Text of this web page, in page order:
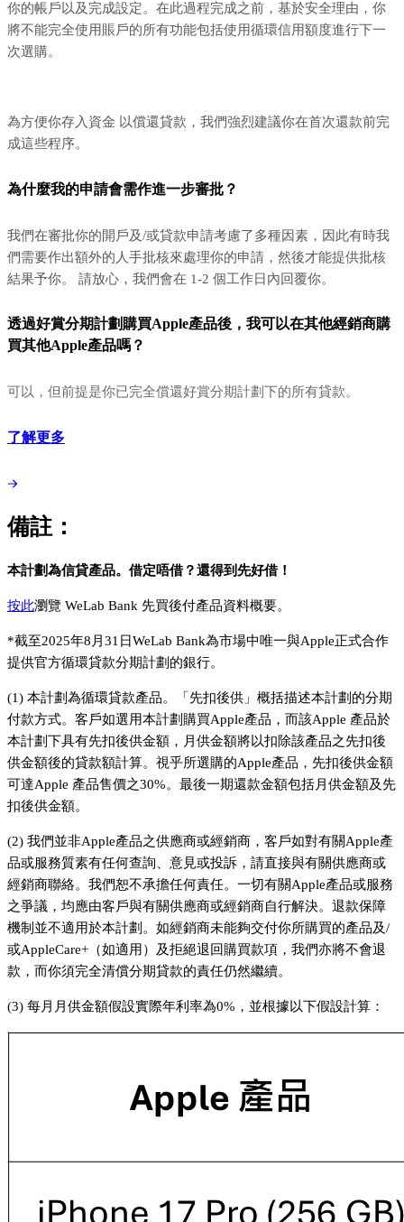
你的帳戶以及完成設定。在此過程完成之前，基於安全理由，你
將不能完全使用賬戶的所有功能包括使用循環信用額度進行下一
次選購。
為方便你存入資金 以償還貸款，我們強烈建議你在首次還款前完
成這些程序。
為什麼我的申請會需作進一步審批？
我們在審批你的開戶及/或貸款申請考慮了多種因素，因此有時我
們需要作出額外的人手批核來處理你的申請，然後才能提供批核
結果予你。 請放心，我們會在 1-2 個工作日內回覆你。
透過好賞分期計劃購買Apple產品後，我可以在其他經銷商購
買其他Apple產品嗎？
可以，但前提是你已完全償還好賞分期計劃下的所有貸款。
了解更多
備註：
本計劃為信貸產品。借定唔借？還得到先好借！
按此瀏覽 WeLab Bank 先買後付產品資料概要。
*截至2025年8月31日WeLab Bank為市場中唯一與Apple正式合作
提供官方循環貸款分期計劃的銀行。
(1) 本計劃為循環貸款產品。「先扣後供」概括描述本計劃的分期
付款方式。客戶如選用本計劃購買Apple產品，而該Apple 產品於
本計劃下具有先扣後供金額，月供金額將以扣除該產品之先扣後
供金額後的貸款額計算。視乎所選購的Apple產品，先扣後供金額
可達Apple 產品售價之30%。最後一期還款金額包括月供金額及先
扣後供金額。
(2) 我們並非Apple產品之供應商或經銷商，客戶如對有關Apple產
品或服務質素有任何查詢、意見或投訴，請直接與有關供應商或
經銷商聯絡。我們恕不承擔任何責任。一切有關Apple產品或服務
之爭議，均應由客戶與有關供應商或經銷商自行解決。退款保障
機制並不適用於本計劃。如經銷商未能夠交付你所購買的產品及/
或AppleCare+（如適用）及拒絕退回購買款項，我們亦將不會退
款，而你須完全清償分期貸款的責任仍然繼續。
(3) 每月月供金額假設實際年利率為0%，並根據以下假設計算：